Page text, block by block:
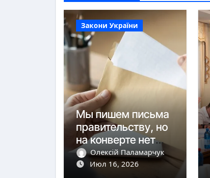
Закони України
Мы пишем письма
правительству, но
на конверте нет
адреса.
Олексій Паламарчук
Июл 16, 2026